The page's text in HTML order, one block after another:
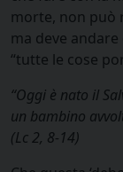
morte, non può
ma deve
“tutte le cose
“Oggi è nato il
un bambino
(Lc 2, 8-14)